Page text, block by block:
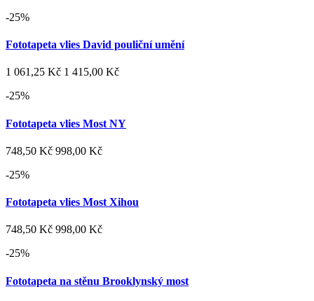
-25%
Fototapeta vlies David pouliční umění
1 061,25 Kč 1 415,00 Kč
-25%
Fototapeta vlies Most NY
748,50 Kč 998,00 Kč
-25%
Fototapeta vlies Most Xihou
748,50 Kč 998,00 Kč
-25%
Fototapeta na stěnu Brooklynský most